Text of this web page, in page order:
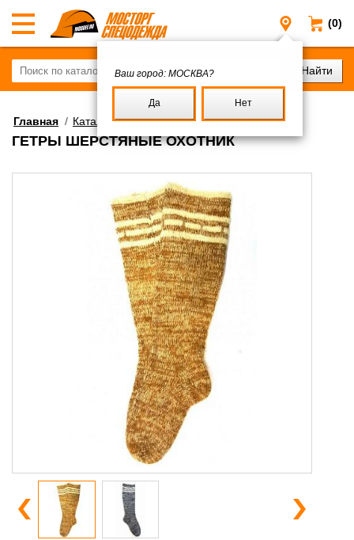
(0)
Москва
Ваш город: МОСКВА?
Да Нет
Главная / Каталог/Обувь рабочая/Стельки и носки
ГЕТРЫ ШЕРСТЯНЫЕ ОХОТНИК